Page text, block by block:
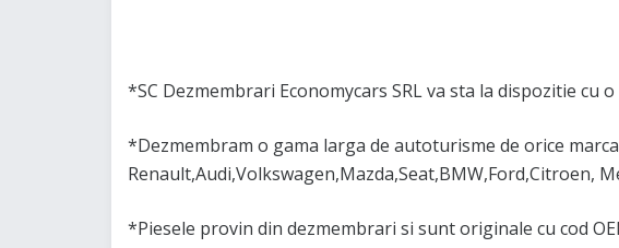
*SC Dezmembrari Economycars SRL va sta la dispozitie cu
*Dezmembram o gama larga de autoturisme de orice
Renault,Audi,Volkswagen,Mazda,Seat,BMW,Ford,Citroen,
*Piesele provin din dezmembrari si sunt originale cu cod